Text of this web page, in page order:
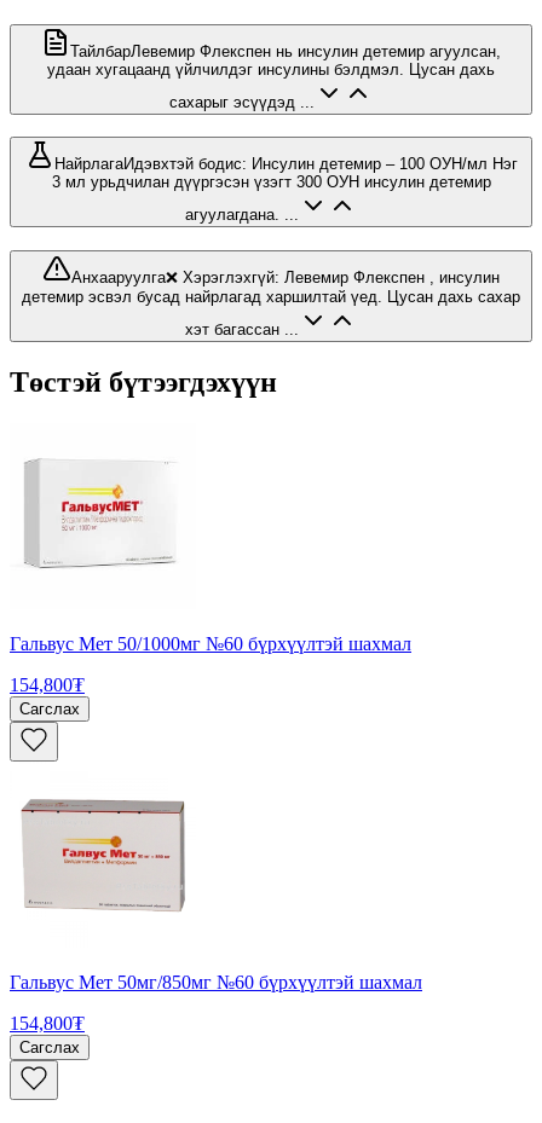
ТайлбарЛевемир Флекспен нь инсулин детемир агуулсан,
удаан хугацаанд үйлчилдэг инсулины бэлдмэл. Цусан дахь
сахарыг эсүүдэд ...
НайрлагаИдэвхтэй бодис: Инсулин детемир – 100 ОУН/мл Нэг
3 мл урьдчилан дүүргэсэн үзэгт 300 ОУН инсулин детемир
агуулагдана. ...
Анхааруулга❌ Хэрэглэхгүй: Левемир Флекспен , инсулин
детемир эсвэл бусад найрлагад харшилтай үед. Цусан дахь сахар
хэт багассан ...
Төстэй бүтээгдэхүүн
Гальвус Мет 50/1000мг №60 бүрхүүлтэй шахмал
154,800₮
Сагслах
Гальвус Мет 50мг/850мг №60 бүрхүүлтэй шахмал
154,800₮
Сагслах